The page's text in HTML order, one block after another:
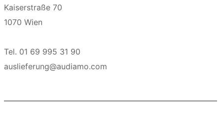
Kaiserstraße 70
1070 Wien
Tel. 01 69 995 31 90
auslieferung@audiamo.com